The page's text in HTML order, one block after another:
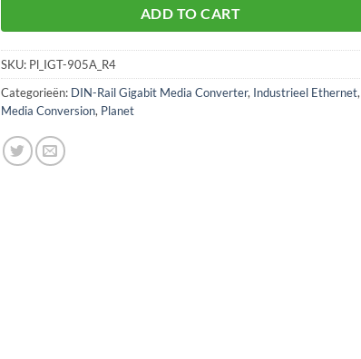
ADD TO CART
SKU: Pl_IGT-905A_R4
Categorieën: DIN-Rail Gigabit Media Converter, Industrieel Ethernet,
Media Conversion, Planet